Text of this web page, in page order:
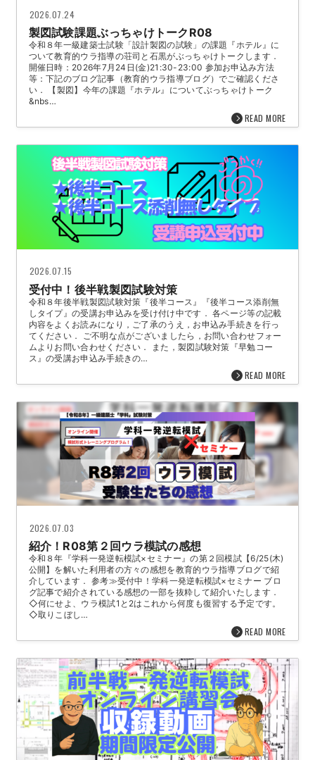
2026.07.24
製図試験課題ぶっちゃけトークR08
令和８年一級建築士試験「設計製図の試験」の課題『ホテル』に
ついて教育的ウラ指導の荘司と石黒がぶっちゃけトークします．
開催日時：2026年7月24日(金)21:30-23:00 参加お申込み方法
等：下記のブログ記事（教育的ウラ指導ブログ）でご確認くださ
い． 【製図】今年の課題『ホテル』についてぶっちゃけトーク
&nbs…
READ MORE
2026.07.15
受付中！後半戦製図試験対策
令和８年後半戦製図試験対策『後半コース』『後半コース添削無
しタイプ』の受講お申込みを受け付け中です． 各ページ等の記載
内容をよくお読みになり，ご了承のうえ，お申込み手続きを行っ
てください． ご不明な点がございましたら，お問い合わせフォー
ムよりお問い合わせください． また，製図試験対策『早勉コー
ス』の受講お申込み手続きの…
READ MORE
2026.07.03
紹介！R08第２回ウラ模試の感想
令和８年『学科一発逆転模試×セミナー』の第２回模試【6/25(木)
公開】を解いた利用者の方々の感想を教育的ウラ指導ブログで紹
介しています． 参考≫受付中！学科一発逆転模試×セミナー ブロ
グ記事で紹介されている感想の一部を抜粋して紹介いたします．
◇何にせよ、ウラ模試1と2はこれから何度も復習する予定です。
◇取りこぼし…
READ MORE